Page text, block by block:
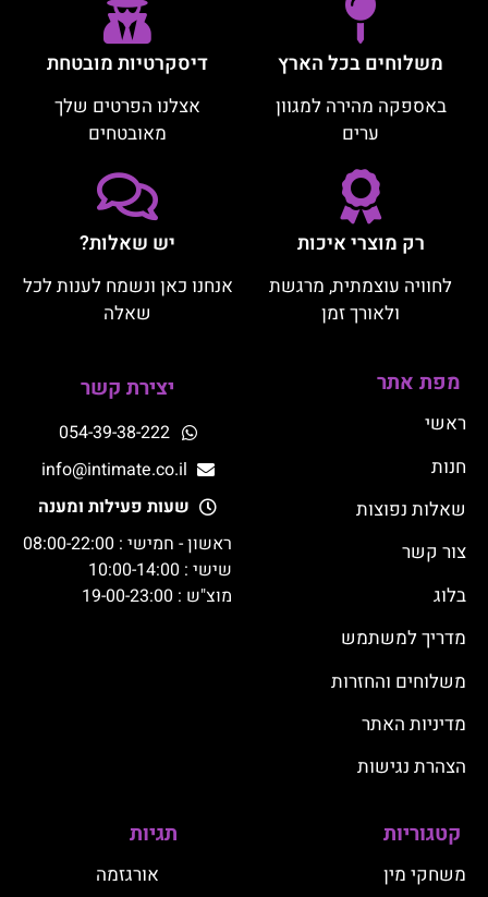
משלוחים בכל הארץ
באספקה מהירה למגוון
ערים
דיסקרטיות מובטחת
אצלנו הפרטים שלך
מאובטחים
רק מוצרי איכות
לחוויה עוצמתית, מרגשת
ולאורך זמן
יש שאלות?
אנחנו כאן ונשמח לענות לכל
שאלה
מפת אתר
ראשי
חנות
שאלות נפוצות
צור קשר
בלוג
מדריך למשתמש
משלוחים והחזרות
מדיניות האתר
הצהרת נגישות
יצירת קשר
054-39-38-222
info@intimate.co.il
שעות פעילות ומענה
ראשון - חמישי : 08:00-22:00
שישי : 10:00-14:00
מוצ"ש : 19-00-23:00
קטגוריות
משחקי מין
תגיות
אורגזמה